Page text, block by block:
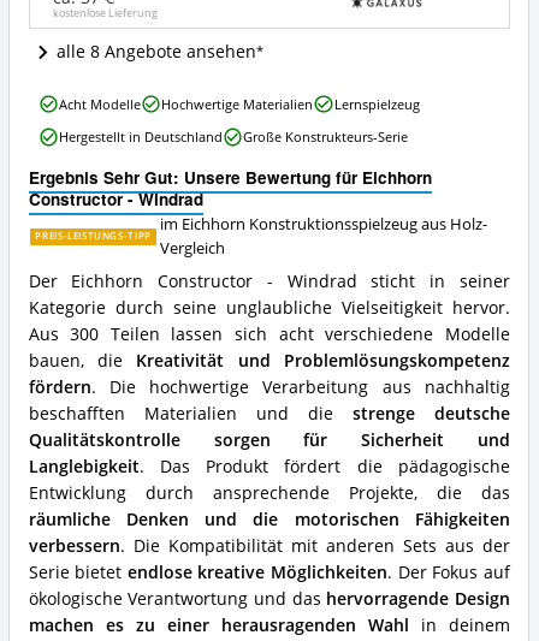
dieses
Eichhorn
Konstruktionsspielzeug
Holz
erhältlich?
kostenlose Lieferung
alle 8 Angebote ansehen
Ergebnis Sehr Gut: Unsere Bewertung für Eichhorn
Constructor - Windrad
PREIS-LEISTUNGS-TIPP
im Eichhorn Konstruktionsspielzeug aus Holz-
Vergleich
Der Eichhorn Constructor - Windrad sticht in seiner
Kategorie durch seine unglaubliche Vielseitigkeit hervor.
Aus 300 Teilen lassen sich acht verschiedene Modelle
bauen, die Kreativität und Problemlösungskompetenz
fördern. Die hochwertige Verarbeitung aus nachhaltig
beschafften Materialien und die strenge deutsche
Qualitätskontrolle sorgen für Sicherheit und
Langlebigkeit. Das Produkt fördert die pädagogische
Entwicklung durch ansprechende Projekte, die das
räumliche Denken und die motorischen Fähigkeiten
verbessern. Die Kompatibilität mit anderen Sets aus der
Serie bietet endlose kreative Möglichkeiten. Der Fokus auf
ökologische Verantwortung und das hervorragende Design
machen es zu einer herausragenden Wahl in deinem
Eichhorn
Constructor
Vorteile:
Was
spricht
für
dieses
Eichhorn
Konstruktionsspielzeug
aus
Holz?
Acht Modelle Hochwertige Materialien
Lernspielzeug
Hergestellt in Deutschland
Große Konstrukteurs-Serie